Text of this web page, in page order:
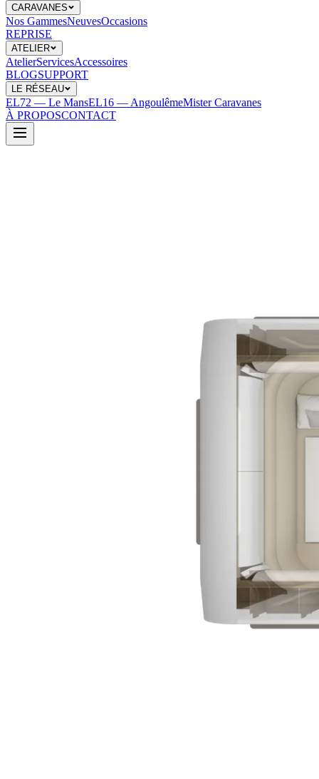
CARAVANES
Nos GammesNeuvesOccasions
REPRISE
ATELIER
AtelierServicesAccessoires
BLOGSUPPORT
LE RÉSEAU
EL72 — Le MansEL16 — AngoulêmeMister Caravanes
À PROPOSCONTACT